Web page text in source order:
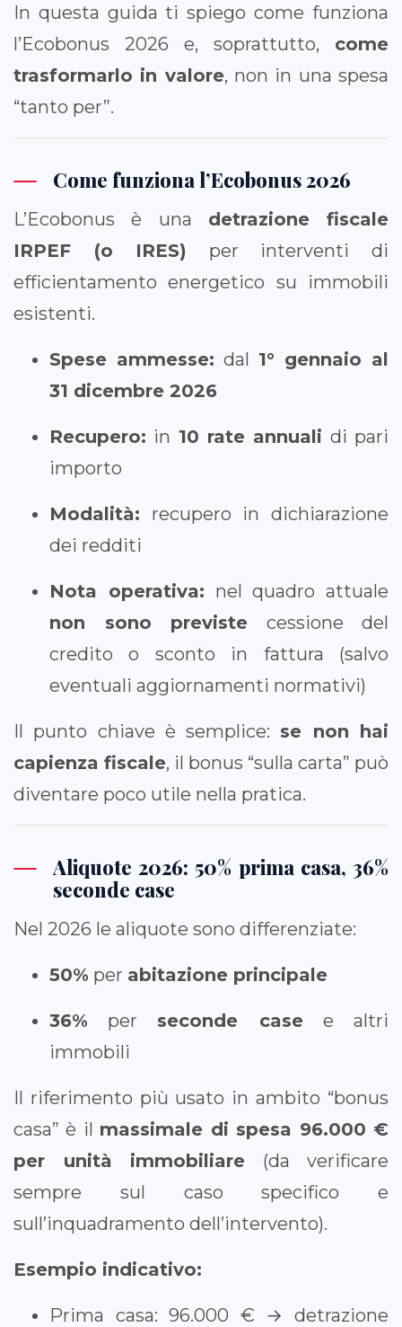
In questa guida ti spiego come funziona
l’Ecobonus 2026 e, soprattutto, come
trasformarlo in valore, non in una spesa
“tanto per”.
Come funziona l’Ecobonus 2026
L’Ecobonus è una detrazione fiscale
IRPEF (o IRES) per interventi di
efficientamento energetico su immobili
esistenti.
Spese ammesse: dal 1° gennaio al
31 dicembre 2026
Recupero: in 10 rate annuali di pari
importo
Modalità: recupero in dichiarazione
dei redditi
Nota operativa: nel quadro attuale
non sono previste cessione del
credito o sconto in fattura (salvo
eventuali aggiornamenti normativi)
Il punto chiave è semplice: se non hai
capienza fiscale, il bonus “sulla carta” può
diventare poco utile nella pratica.
Aliquote 2026: 50% prima casa, 36%
seconde case
Nel 2026 le aliquote sono differenziate:
50% per abitazione principale
36% per seconde case e altri
immobili
Il riferimento più usato in ambito “bonus
casa” è il massimale di spesa 96.000 €
per unità immobiliare (da verificare
sempre sul caso specifico e
sull’inquadramento dell’intervento).
Esempio indicativo:
Prima casa: 96.000 € → detrazione